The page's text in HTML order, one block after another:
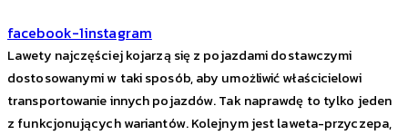
facebook-1instagram
Lawety najczęściej kojarzą się z pojazdami dostawczymi
dostosowanymi w taki sposób, aby umożliwić właścicielowi
transportowanie innych pojazdów. Tak naprawdę to tylko jeden
z funkcjonujących wariantów. Kolejnym jest laweta-przyczepa,